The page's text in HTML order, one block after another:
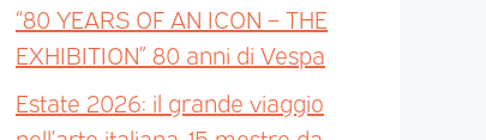
“80 YEARS OF AN ICON – THE
EXHIBITION” 80 anni di Vespa
Estate 2026: il grande viaggio